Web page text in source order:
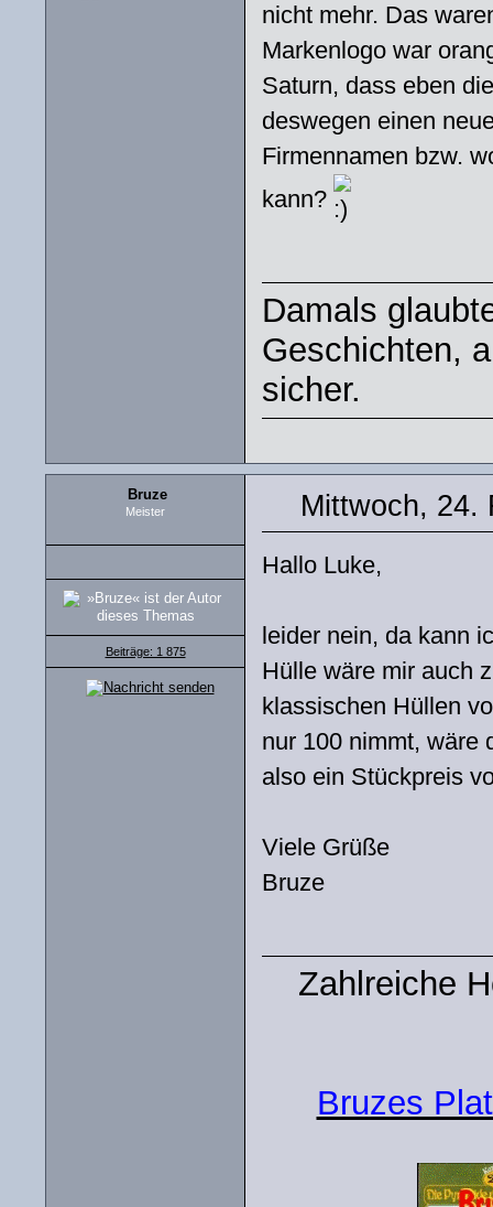
nicht mehr. Das
Markenlogo war
Saturn, dass eben
deswegen einen
Firmennamen bzw.
kann?
Damals
Geschichten,
sicher.
Bruze
Meister
Beiträge: 1 875
Mittwoch, 24.
Hallo Luke,
leider nein, da kann
Hülle wäre mir auch
klassischen Hüllen
nur 100 nimmt, wäre
also ein Stückpreis
Viele Grüße
Bruze
Zahlreiche
Bruzes